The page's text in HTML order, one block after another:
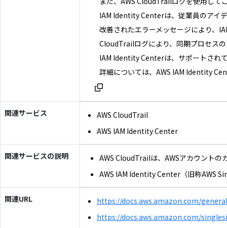
IAM Identity Centerは、従業員のアイ
改善されたエラーメッセージにより、
CloudTrailログにより、同期プロセス
IAM Identity Centerは、サポートされ
詳細については、AWS IAM Identity
関連サービス
AWS CloudTrail
AWS IAM Identity Center
関連サービスの説明
AWS CloudTrailは、AWSアカウントの
AWS IAM Identity Center（旧称AWS
関連URL
https://docs.aws.amazon.com/
https://docs.aws.amazon.com/